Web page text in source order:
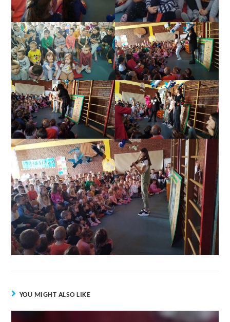
YOU MIGHT ALSO LIKE